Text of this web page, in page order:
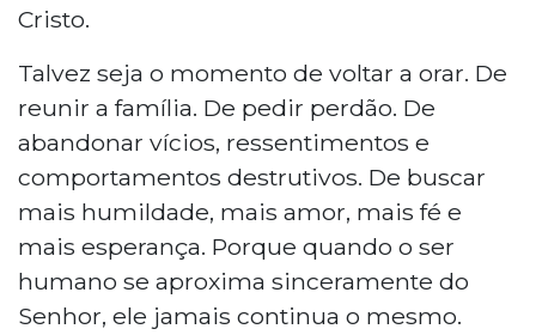
Cristo.
Talvez seja o momento de voltar a orar. De
reunir a família. De pedir perdão. De
abandonar vícios, ressentimentos e
comportamentos destrutivos. De buscar
mais humildade, mais amor, mais fé e
mais esperança. Porque quando o ser
humano se aproxima sinceramente do
Senhor, ele jamais continua o mesmo.